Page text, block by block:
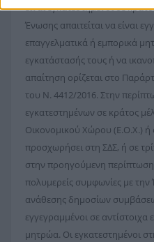
είναι εγκατεστημένοι σε
Ένωσης απαιτείται να είναι
επαγγελματικά ή εμπορικά
εγκατάστασής τους ή να
απαίτηση ορίζεται στο
του Ν. 4412/2016. Στην
εγκατεστημένων σε κράτος
Οικονομικού Χώρου (Ε.Ο.Χ.) ή
προσχωρήσει στη ΣΔΣ, ή σε
στην προηγούμενη περίπτωση
πολυμερείς συμφωνίες με
ανάθεσης δημοσίων
εγγεγραμμένοι σε
μητρώα. Οι εγκατεστημένοι